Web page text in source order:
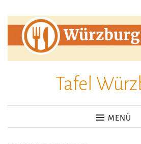
Inhalt
springen
Tafel
MENÜ